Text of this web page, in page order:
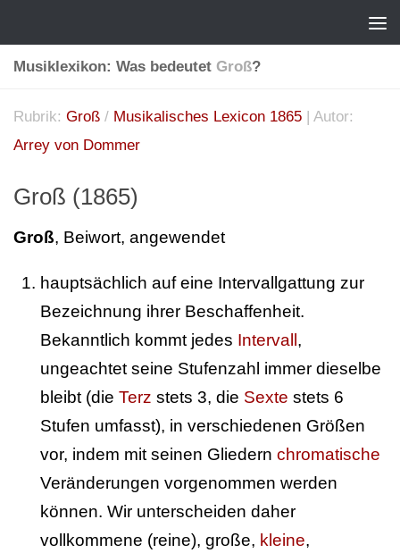
Musiklexikon: Was bedeutet Groß?
Rubrik: Groß / Musikalisches Lexicon 1865 | Autor:
Arrey von Dommer
Groß (1865)
Groß, Beiwort, angewendet
hauptsächlich auf eine Intervallgattung zur
Bezeichnung ihrer Beschaffenheit.
Bekanntlich kommt jedes Intervall ,
ungeachtet seine Stufenzahl immer dieselbe
bleibt (die Terz stets 3, die Sexte stets 6
Stufen umfasst), in verschiedenen Größen
vor, indem mit seinen Gliedern chromatische
Veränderungen vorgenommen werden
können. Wir unterscheiden daher
vollkommene (reine), große, kleine,